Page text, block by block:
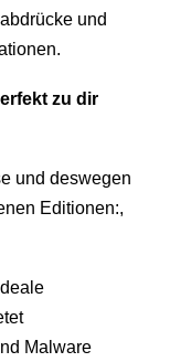
und
zu dir
und deswegen
Editionen:,
Malware